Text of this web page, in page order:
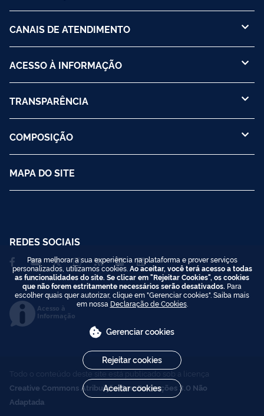
CANAIS DE ATENDIMENTO
ACESSO À INFORMAÇÃO
TRANSPARÊNCIA
COMPOSIÇÃO
MAPA DO SITE
REDES SOCIAIS
Acesso à
Informação
Todo o conteúdo deste site está publicado sob a licença
Creative Commons Atribuição-SemDerivações 3.0 Não
Adaptada
Para melhorar a sua experiência na plataforma e prover serviços
personalizados, utilizamos cookies. Ao aceitar, você terá acesso a todas
as funcionalidades do site. Se clicar em "Rejeitar Cookies", os cookies
que não forem estritamente necessários serão desativados. Para
escolher quais quer autorizar, clique em "Gerenciar cookies". Saiba mais
em nossa Declaração de Cookies.
Gerenciar cookies
Rejeitar cookies
Aceitar cookies